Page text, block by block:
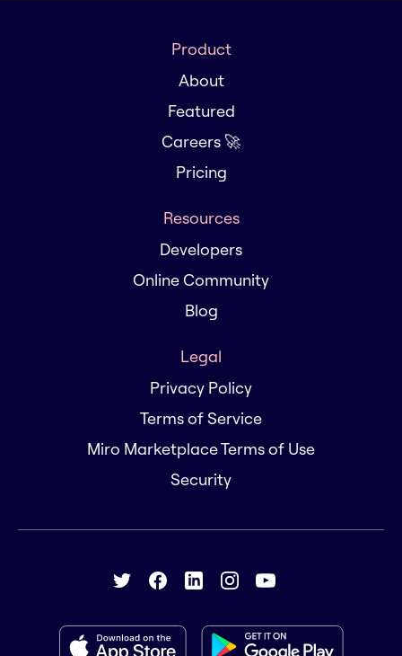
Product
About
Featured
Careers 🚀
Pricing
Resources
Developers
Online Community
Blog
Legal
Privacy Policy
Terms of Service
Miro Marketplace Terms of Use
Security